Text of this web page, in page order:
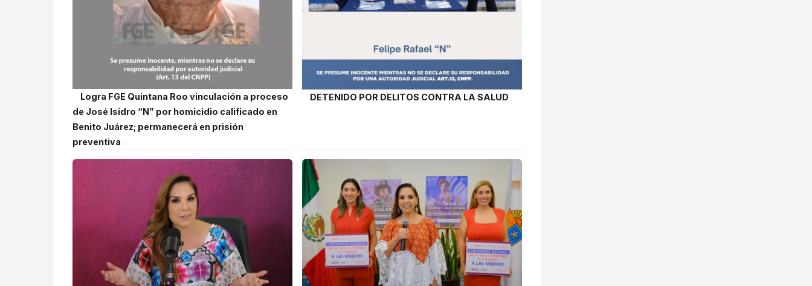
Logra FGE Quintana Roo vinculación a proceso
de José Isidro “N” por homicidio calificado en
Benito Juárez; permanecerá en prisión
preventiva
DETENIDO POR DELITOS CONTRA LA SALUD